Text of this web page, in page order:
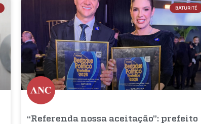
BATURITÉ
“Referenda nossa aceitação”: prefeito